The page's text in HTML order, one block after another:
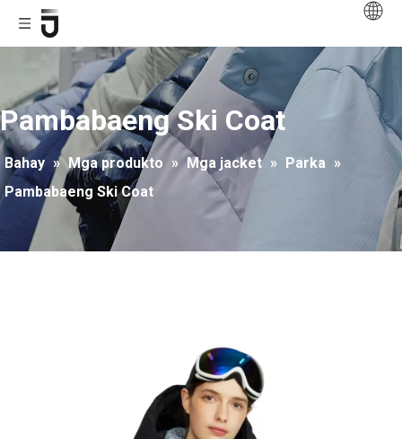
Pambabaeng Ski Coat
Bahay » Mga produkto » Mga jacket » Parka »
Pambabaeng Ski Coat